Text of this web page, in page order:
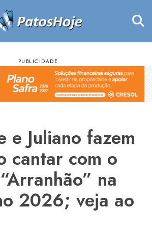
e Juliano fazem
cantar com o
na
2026; veja ao